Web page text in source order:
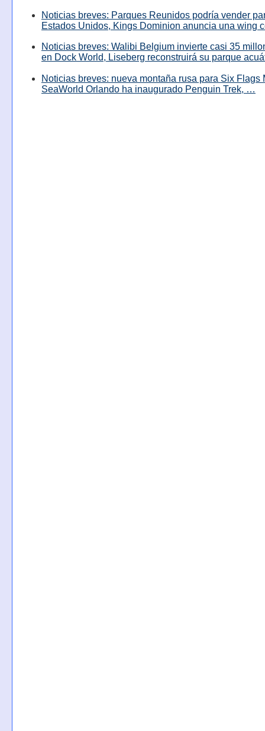
Noticias breves: Parques Reunidos podría vender
Estados Unidos, Kings Dominion anuncia una wing
Noticias breves: Walibi Belgium invierte casi 35
en Dock World, Liseberg reconstruirá su parque
Noticias breves: nueva montaña rusa para Six Flags
SeaWorld Orlando ha inaugurado Penguin Trek, …